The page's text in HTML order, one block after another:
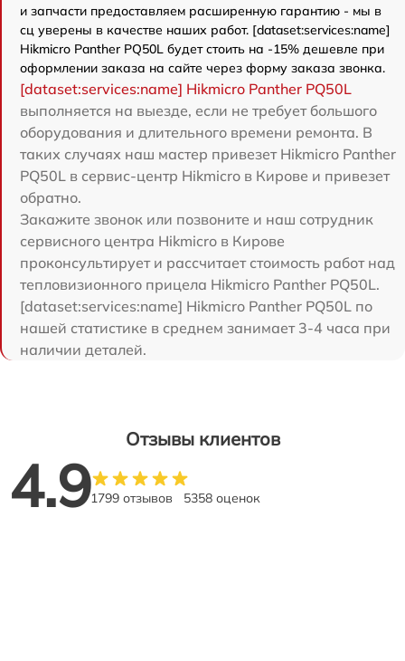
и запчасти предоставляем расширенную гарантию - мы в
сц уверены в качестве наших работ. [dataset:services:name]
Hikmicro Panther PQ50L будет стоить на -15% дешевле при
оформлении заказа на сайте через форму заказа звонка.
[dataset:services:name] Hikmicro Panther PQ50L
выполняется на выезде, если не требует большого
оборудования и длительного времени ремонта. В
таких случаях наш мастер привезет Hikmicro Panther
PQ50L в сервис-центр Hikmicro в Кирове и привезет
обратно.
Закажите звонок или позвоните и наш сотрудник
сервисного центра Hikmicro в Кирове
проконсультирует и рассчитает стоимость работ над
тепловизионного прицела Hikmicro Panther PQ50L.
[dataset:services:name] Hikmicro Panther PQ50L по
нашей статистике в среднем занимает 3-4 часа при
наличии деталей.
Отзывы клиентов
4.91799 отзывов 5358 оценок